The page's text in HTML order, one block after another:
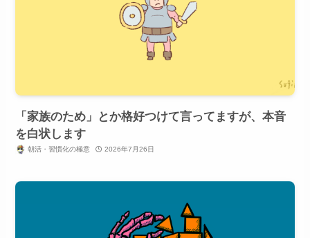
「家族のため」とか格好つけて言ってますが、本音
を白状します
朝活・習慣化の極意 2026年7月26日